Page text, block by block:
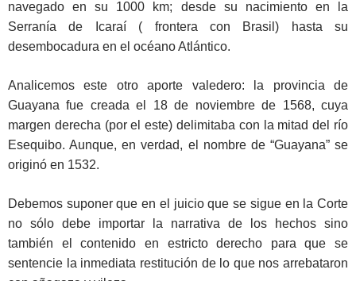
navegado en su 1000 km; desde su nacimiento en la
Serranía de Icaraí ( frontera con Brasil) hasta su
desembocadura en el océano Atlántico.
Analicemos este otro aporte valedero: la provincia de
Guayana fue creada el 18 de noviembre de 1568, cuya
margen derecha (por el este) delimitaba con la mitad del río
Esequibo. Aunque, en verdad, el nombre de “Guayana” se
originó en 1532.
Debemos suponer que en el juicio que se sigue en la Corte
no sólo debe importar la narrativa de los hechos sino
también el contenido en estricto derecho para que se
sentencie la inmediata restitución de lo que nos arrebataron